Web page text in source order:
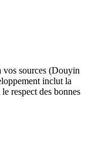
vos sources (Douyin
inclut la
respect des bonnes